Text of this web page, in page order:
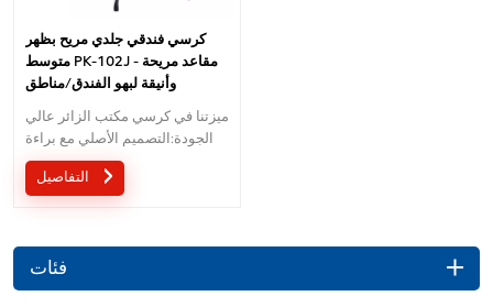
كرسي فندقي جلدي مريح بظهر
متوسط ​​PK-102J - مقاعد مريحة
وأنيقة لبهو الفندق/مناطق
ميزتنا في كرسي مكتب الزائر عالي
الجودة:التصميم الأصلي مع براءة
اختراع في الصين؛مريح آلية التحكم
في الأسلاك بتصميم براءة اختراع؛
فئات